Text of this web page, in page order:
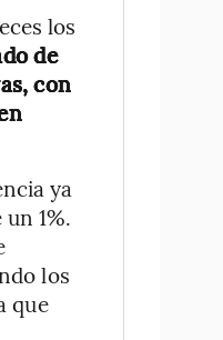
los
de
con
ya
1%.
los
que